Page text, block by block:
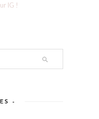
IG !
–